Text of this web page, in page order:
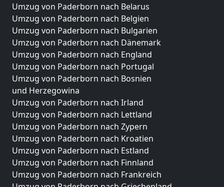
Umzug von Paderborn nach Belarus
Umzug von Paderborn nach Belgien
Umzug von Paderborn nach Bulgarien
Umzug von Paderborn nach Dänemark
Umzug von Paderborn nach England
Umzug von Paderborn nach Portugal
Umzug von Paderborn nach Bosnien
und Herzegowina
Umzug von Paderborn nach Irland
Umzug von Paderborn nach Lettland
Umzug von Paderborn nach Zypern
Umzug von Paderborn nach Kroatien
Umzug von Paderborn nach Estland
Umzug von Paderborn nach Finnland
Umzug von Paderborn nach Frankreich